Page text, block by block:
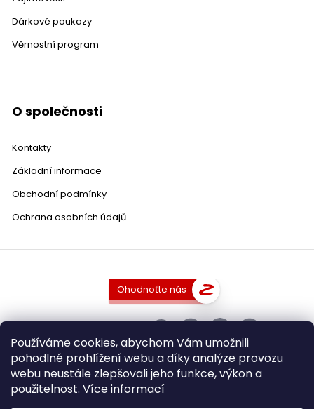
Používáme cookies, abychom Vám umožnili
pohodlné prohlížení webu a díky analýze provozu
webu neustále zlepšovali jeho funkce, výkon a
použitelnost. Více informací
Dárkové poukazy
Věrnostní program
O společnosti
Kontakty
Základní informace
Obchodní podmínky
Ochrana osobních údajů
Ohodnoťte nás
Copyright 2026DobraVina.cz. Všechna práva vyhrazena.